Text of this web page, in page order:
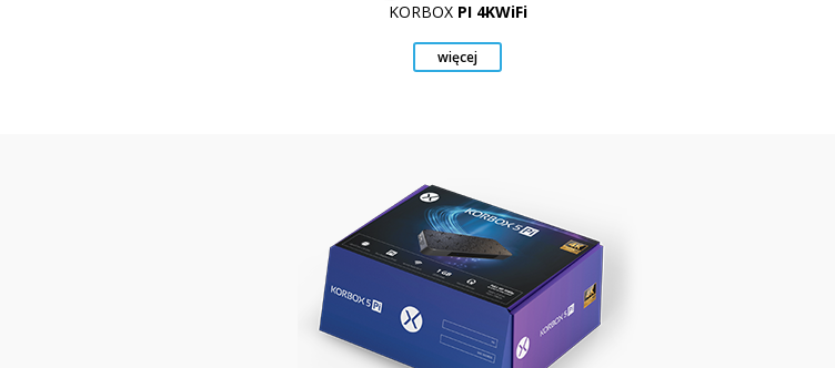
KORBOX PI 4KWiFi
więcej